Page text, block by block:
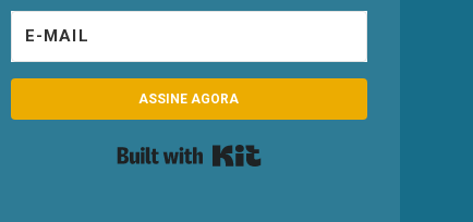
ASSINE AGORA